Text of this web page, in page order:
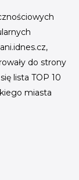
do strony
lista TOP 10
miasta